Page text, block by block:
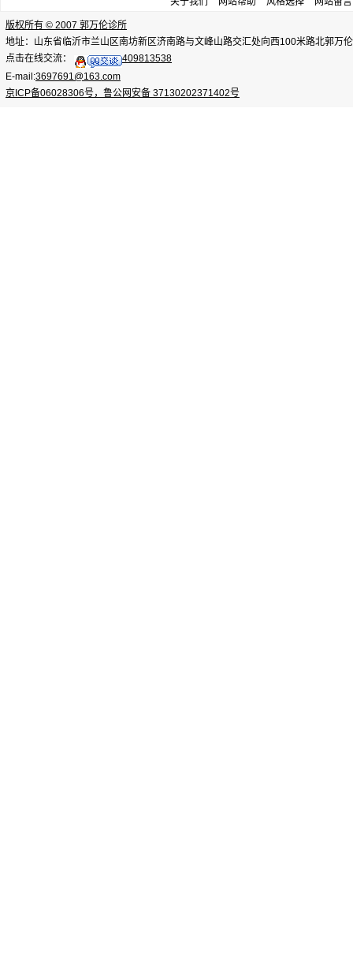
版权所有 © 2007 郭万伦诊所
地址：山东省临沂市兰山区南坊新区济南路与文峰山路交汇处向西100米路北郭万
点击在线交流：
409813538
E-mail:3697691@163.com
京ICP备06028306号，鲁公网安备 37130202371402号